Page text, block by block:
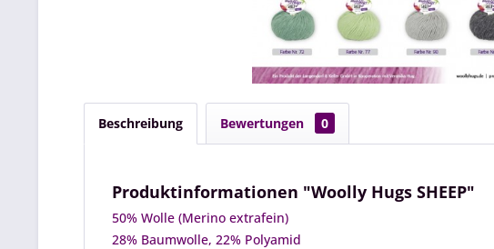
Beschreibung Bewertungen 0
Produktinformationen "Woolly Hugs SHEEP"
50% Wolle (Merino extrafein)
28% Baumwolle, 22% Polyamid